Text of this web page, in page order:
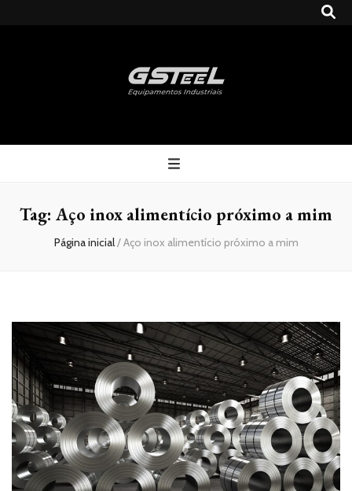
Gsteel
Tag: Aço inox alimentício próximo a mim
Página inicial/Aço inox alimentício próximo a mim